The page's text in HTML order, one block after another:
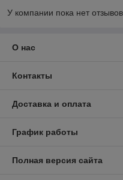
У компании пока нет
О нас
Контакты
Доставка и оплата
График работы
Полная версия сайта